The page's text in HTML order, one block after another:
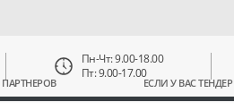
ЕСЛИ У ВАС ТЕНДЕР
Пн-Чт: 9.00-18.00
Пт: 9.00-17.00